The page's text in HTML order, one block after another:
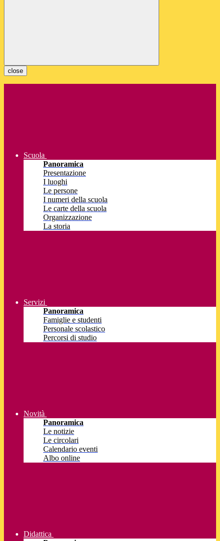
close
Scuola
Panoramica
Presentazione
I luoghi
Le persone
I numeri della scuola
Le carte della scuola
Organizzazione
La storia
Servizi
Panoramica
Famiglie e studenti
Personale scolastico
Percorsi di studio
Novità
Panoramica
Le notizie
Le circolari
Calendario eventi
Albo online
Didattica